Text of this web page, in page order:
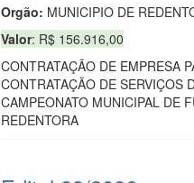
Orgão: MUNICIPIO DE
Valor: R$ 156.916,00
CONTRATAÇÃO DE EMPRESA
CONTRATAÇÃO DE SERVIÇOS
CAMPEONATO MUNICIPAL DE
REDENTORA